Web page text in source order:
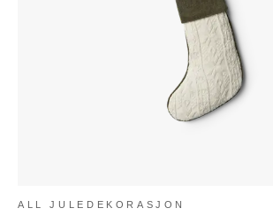
ALL JULEDEKORASJON